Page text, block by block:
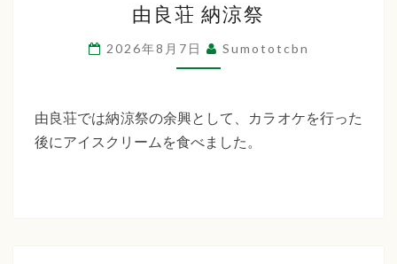
法
人
本
た
良
荘
納
祭
由良荘 納涼祭
2026年8月7日 Sumototcbn
由良荘では納涼祭の余興として、カラオケを行った
後にアイスクリームを食べました。